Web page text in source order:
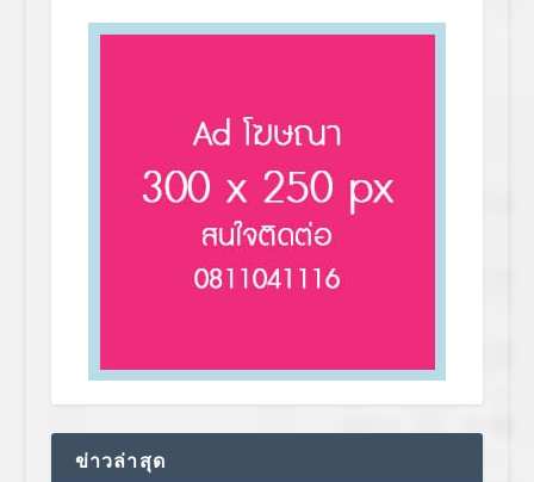
ข่าวล่าสุด